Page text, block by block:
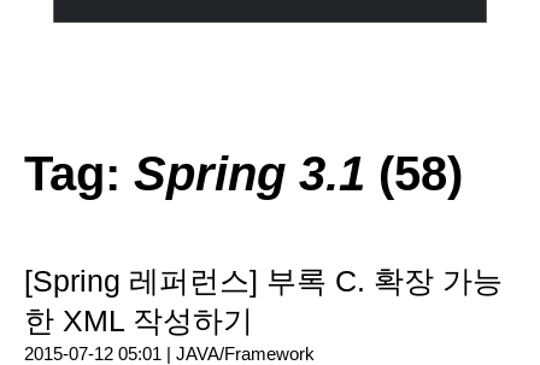
Tag: Spring 3.1 (58)
[Spring 레퍼런스] 부록 C. 확장 가능
한 XML 작성하기
2015-07-12 05:01 | JAVA/Framework